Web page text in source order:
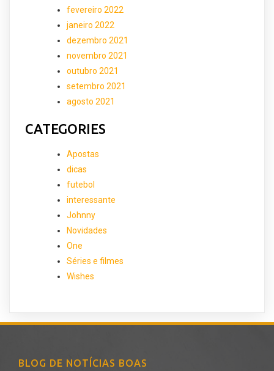
fevereiro 2022
janeiro 2022
dezembro 2021
novembro 2021
outubro 2021
setembro 2021
agosto 2021
CATEGORIES
Apostas
dicas
futebol
interessante
Johnny
Novidades
One
Séries e filmes
Wishes
BLOG DE NOTÍCIAS BOAS